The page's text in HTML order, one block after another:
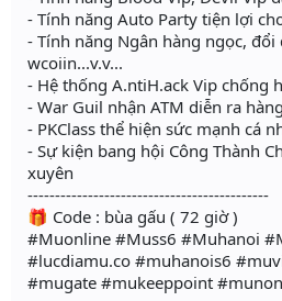
- Tính năng Auto Party tiện lợi
- Tính năng Ngân hàng ngọc, đổi
wcoiin...v.v...
- Hệ thống A.ntiH.ack Vip chống
- War Guil nhận ATM diễn ra
- PKClass thể hiện sức mạnh cá
- Sự kiện bang hội Công Thành
xuyên
--------------------------------------------
🎁 Code : bùa gấu ( 72 giờ )
#Muonline #Muss6 #Muhanoi
#lucdiamu.co #muhanois6
#mugate #mukeeppoint